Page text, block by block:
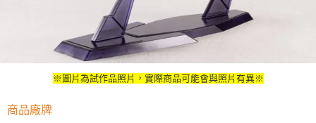
※圖片為試作品照片，實際商品可能會與照片有異※
商品廠牌